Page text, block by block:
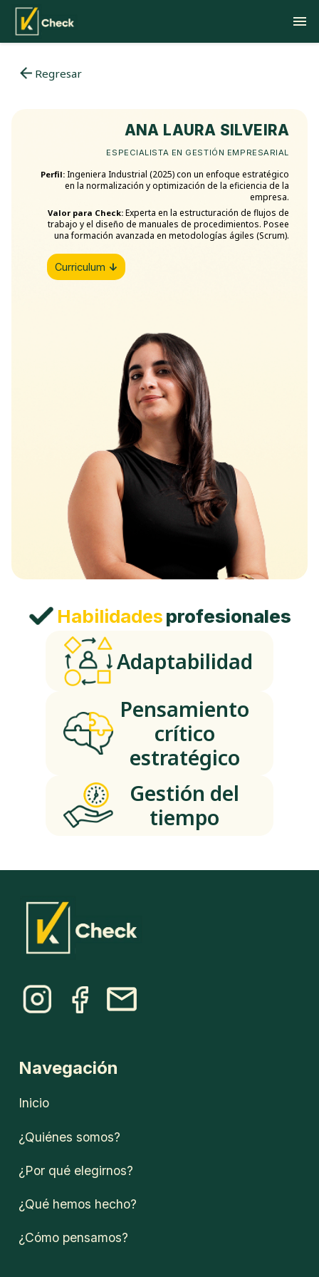
Regresar
Curriculum ↓
ANA LAURA SILVEIRA
ESPECIALISTA EN GESTIÓN EMPRESARIAL
Perfil: Ingeniera Industrial (2025) con un enfoque estratégico
en la normalización y optimización de la eficiencia de la
empresa.
Valor para Check: Experta en la estructuración de flujos de
trabajo y el diseño de manuales de procedimientos. Posee
una formación avanzada en metodologías ágiles (Scrum).
Habilidadesprofesionales
Adaptabilidad
Pensamiento
crítico
estratégico
Gestión del
tiempo
Navegación
Inicio
¿Quiénes somos?
¿Por qué elegirnos?
¿Qué hemos hecho?
¿Cómo pensamos?